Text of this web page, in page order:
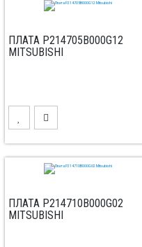
ПЛАТА P214705B000G12
MITSUBISHI
ПЛАТА P214710B000G02
MITSUBISHI